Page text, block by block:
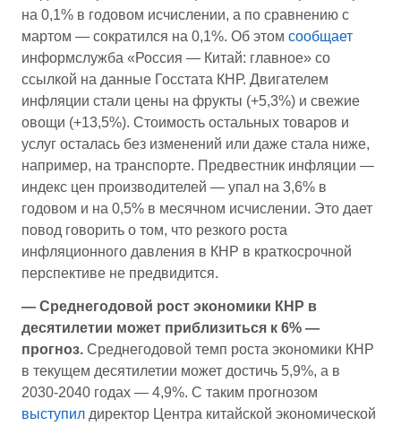
на 0,1% в годовом исчислении, а по сравнению с
мартом — сократился на 0,1%. Об этом сообщает
информслужба «Россия — Китай: главное» со
ссылкой на данные Госстата КНР. Двигателем
инфляции стали цены на фрукты (+5,3%) и свежие
овощи (+13,5%). Стоимость остальных товаров и
услуг осталась без изменений или даже стала ниже,
например, на транспорте. Предвестник инфляции —
индекс цен производителей — упал на 3,6% в
годовом и на 0,5% в месячном исчислении. Это дает
повод говорить о том, что резкого роста
инфляционного давления в КНР в краткосрочной
перспективе не предвидится.
— Среднегодовой рост экономики КНР в
десятилетии может приблизиться к 6% —
прогноз. Среднегодовой темп роста экономики КНР
в текущем десятилетии может достичь 5,9%, а в
2030-2040 годах — 4,9%. С таким прогнозом
выступил директор Центра китайской экономической